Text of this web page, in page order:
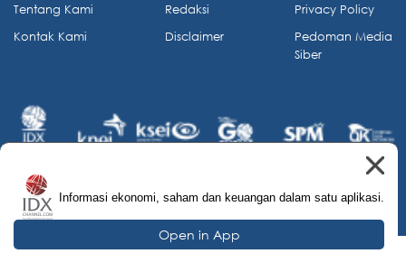
Tentang Kami
Kontak Kami
Redaksi
Disclaimer
Privacy Policy
Pedoman Media
Siber
© 2026 IDX Channel. All Rights Reserved.
Informasi ekonomi, saham dan keuangan dalam satu aplikasi.
Open in App